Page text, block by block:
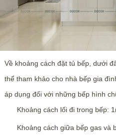
Về khoảng cách đặt tủ bếp, dưới
thể tham khảo cho nhà bếp gia
áp dụng đối với những bếp hình
Khoảng cách lối đi trong bếp:
Khoảng cách giữa bếp gas và